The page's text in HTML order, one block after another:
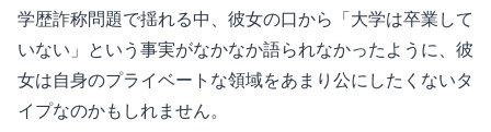
学歴詐称問題で揺れる中、彼女の口から「大学は卒業して
いない」という事実がなかなか語られなかったように、彼
女は自身のプライベートな領域をあまり公にしたくないタ
イプなのかもしれません。